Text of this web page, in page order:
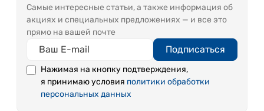
Самые интересные статьи, а также информация об
акциях и специальных предложениях — и все это
прямо на вашей почте
Подписаться
Нажимая на кнопку подтверждения,
я принимаю условия политики обработки
персональных данных